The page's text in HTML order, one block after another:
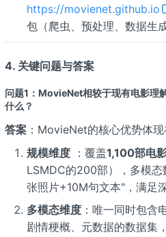
https://movienet.github.io
包（爬虫、预处理、数据生
4. 关键问题与答案
问题1：MovieNet相较于现有电影理
什么？
答案：MovieNet的核心优势体现
规模维度：覆盖1,100部电
LSMDC的200部），多模
张照片+10M句文本"，满足
多模态维度：唯一同时包含
剧情梗概、元数据的数据集